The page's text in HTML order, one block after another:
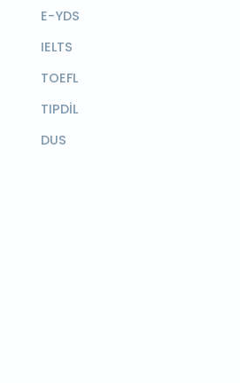
E-YDS
IELTS
TOEFL
TIPDİL
DUS